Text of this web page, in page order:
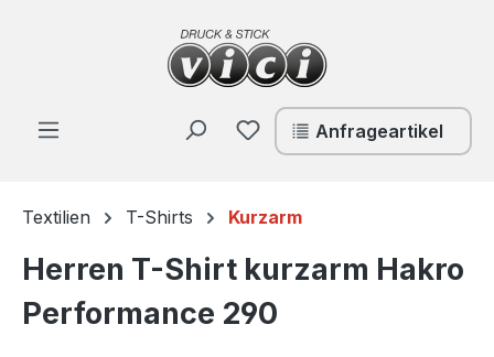
Zum Hauptinhalt springen
Du hast 0 Produkte auf
Anfrageartikel
Textilien T-Shirts Kurzarm
Herren T-Shirt kurzarm Hakro
Performance 290